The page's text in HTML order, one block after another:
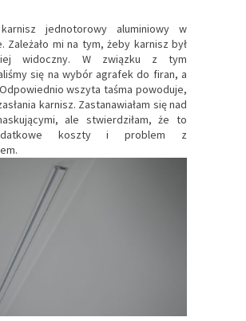
jednotorowy aluminiowy w
Zależało mi na tym, żeby karnisz był
widoczny. W związku z tym
się na wybór agrafek do firan, a
wszyta taśma powoduje,
karnisz. Zastanawiałam się nad
ale stwierdziłam, że to
koszty i problem z